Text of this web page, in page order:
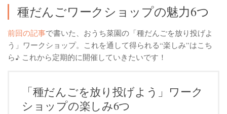
種だんごワークショップの魅力6つ
前回の記事で書いた、おうち菜園の「種だんごを放り投げよ
う」ワークショップ。これを通して得られる“楽しみ”はこち
ら♪ これから定期的に開催していきたいです！
「種だんごを放り投げよう」ワーク
ショップの楽しみ6つ